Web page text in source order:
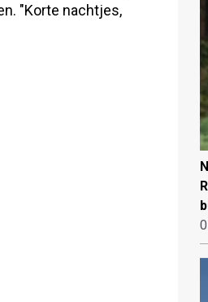
"Korte nachtjes,